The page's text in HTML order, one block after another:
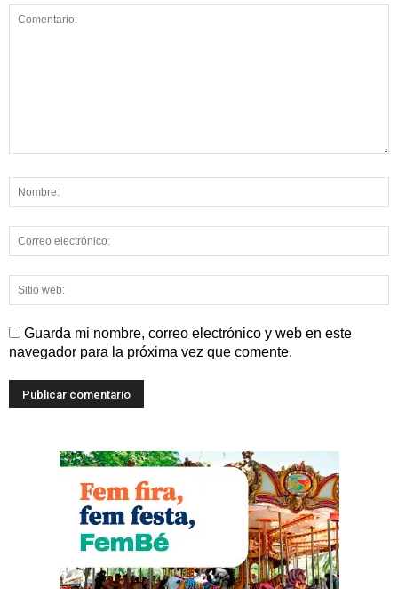
Guarda mi nombre, correo electrónico y web en este
navegador para la próxima vez que comente.